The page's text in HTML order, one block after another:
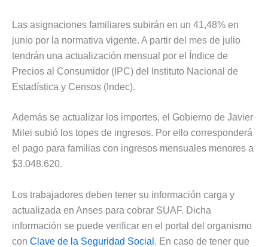
Las asignaciones familiares subirán en un 41,48% en
junio por la normativa vigente. A partir del mes de julio
tendrán una actualización mensual por el Índice de
Precios al Consumidor (IPC) del Instituto Nacional de
Estadística y Censos (Indec).
Además se actualizar los importes, el Gobierno de Javier
Milei subió los topes de ingresos. Por ello corresponderá
el pago para familias con ingresos mensuales menores a
$3.048.620.
Los trabajadores deben tener su información carga y
actualizada en Anses para cobrar SUAF. Dicha
información se puede verificar en el portal del organismo
con Clave de la Seguridad Social . En caso de tener que